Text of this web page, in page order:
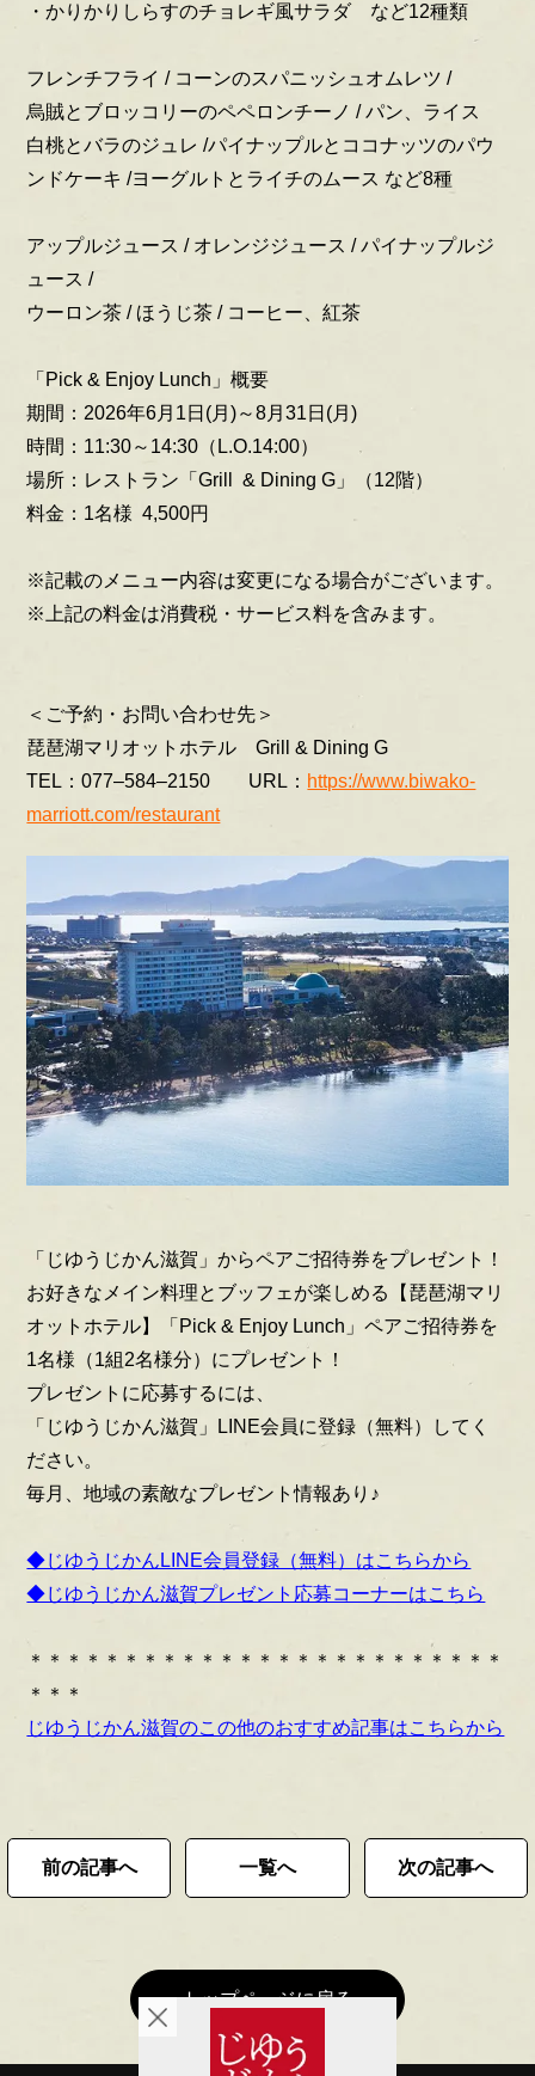
・かりかりしらすのチョレギ風サラダ など12種類
フレンチフライ / コーンのスパニッシュオムレツ /
烏賊とブロッコリーのペペロンチーノ / パン、ライス
白桃とバラのジュレ /パイナップルとココナッツのパウ
ンドケーキ /ヨーグルトとライチのムース など8種
アップルジュース / オレンジジュース / パイナップルジ
ュース /
ウーロン茶 / ほうじ茶 / コーヒー、紅茶
「Pick & Enjoy Lunch」概要
期間：2026年6月1日(月)～8月31日(月)
時間：11:30～14:30（L.O.14:00）
場所：レストラン「Grill & Dining G」（12階）
料金：1名様 4,500円
※記載のメニュー内容は変更になる場合がございます。
※上記の料金は消費税・サービス料を含みます。
＜ご予約・お問い合わせ先＞
琵琶湖マリオットホテル Grill & Dining G
TEL：077–584–2150 URL： https://www.biwako-
marriott.com/restaurant
「じゆうじかん滋賀」からペアご招待券をプレゼント！
お好きなメイン料理とブッフェが楽しめる【琵琶湖マリ
オットホテル】「Pick & Enjoy Lunch」ペアご招待券を
1名様（1組2名様分）にプレゼント！
プレゼントに応募するには、
「じゆうじかん滋賀」LINE会員に登録（無料）してく
ださい。
毎月、地域の素敵なプレゼント情報あり♪
◆じゆうじかんLINE会員登録（無料）はこちらから
◆じゆうじかん滋賀プレゼント応募コーナーはこちら
＊＊＊＊＊＊＊＊＊＊＊＊＊＊＊＊＊＊＊＊＊＊＊＊＊
＊＊＊
じゆうじかん滋賀のこの他のおすすめ記事はこちらから
前の記事へ 一覧へ 次の記事へ
トップページに戻る